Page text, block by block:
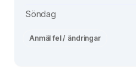
Söndag
Anmäl fel / ändringar